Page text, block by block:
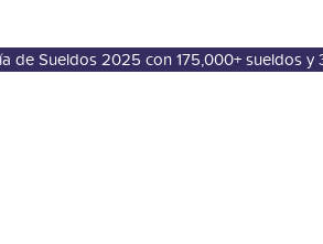
de Sueldos 2025 con 175,000+ sueldos y